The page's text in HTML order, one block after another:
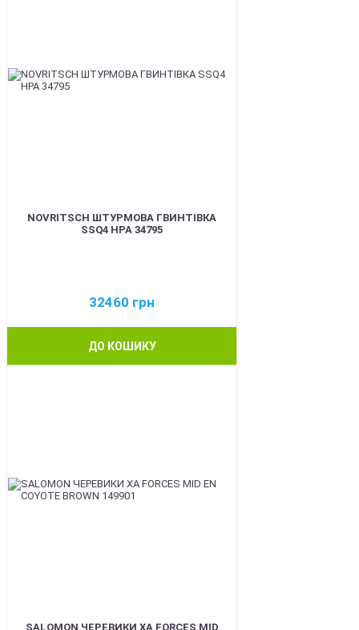
NOVRITSCH ШТУРМОВА ГВИНТІВКА
SSQ4 HPA 34795
32460 грн
ДО КОШИКУ
SALOMON ЧЕРЕВИКИ XA FORCES MID